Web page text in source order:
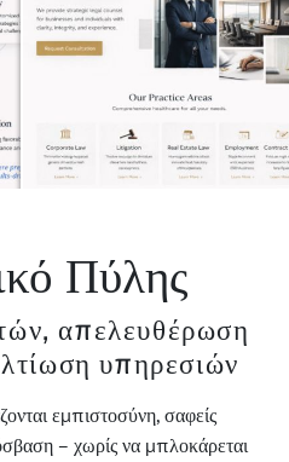
Πύλης
απελευθέρωση
υπηρεσιών
εμπιστοσύνη, σαφείς
– χωρίς να μπλοκάρεται